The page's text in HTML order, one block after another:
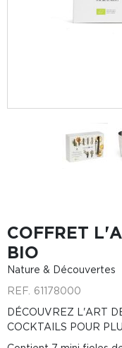
COFFRET
BIO
Nature & Découvertes
REF. 61178000
DÉCOUVREZ L'ART
COCKTAILS POUR